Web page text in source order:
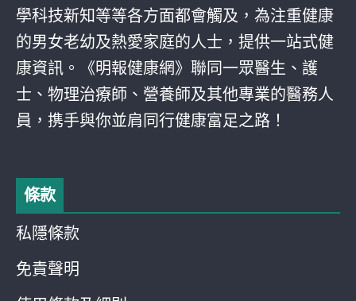
學科技新知等等各方面都會觸及，為注重健康
的男女老幼及熱愛家庭的人士，提供一站式健
康資訊。《明報健康網》聯同一眾醫生、護
士、物理治療師、營養師及其他專業的醫務人
員，携手與你並肩同行健康富足之路！
條款
私隱條款
免責聲明